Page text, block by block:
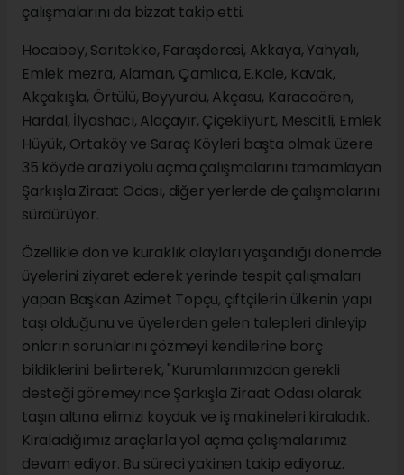
çalışmalarını da bizzat takip etti.
Hocabey, Sarıtekke, Faraşderesi, Akkaya, Yahyalı,
Emlek mezra, Alaman, Çamlıca, E.Kale, Kavak,
Akçakışla, Örtülü, Beyyurdu, Akçasu, Karacaören,
Hardal, İlyashacı, Alaçayır, Çiçekliyurt, Mescitli, Emlek
Hüyük, Ortaköy ve Saraç Köyleri başta olmak üzere
35 köyde arazi yolu açma çalışmalarını tamamlayan
Şarkışla Ziraat Odası, diğer yerlerde de çalışmalarını
sürdürüyor.
Özellikle don ve kuraklık olayları yaşandığı dönemde
üyelerini ziyaret ederek yerinde tespit çalışmaları
yapan Başkan Azimet Topçu, çiftçilerin ülkenin yapı
taşı olduğunu ve üyelerden gelen talepleri dinleyip
onların sorunlarını çözmeyi kendilerine borç
bildiklerini belirterek, "Kurumlarımızdan gerekli
desteği göremeyince Şarkışla Ziraat Odası olarak
taşın altına elimizi koyduk ve iş makineleri kiraladık.
Kiraladığımız araçlarla yol açma çalışmalarımız
devam ediyor. Bu süreci yakinen takip ediyoruz.